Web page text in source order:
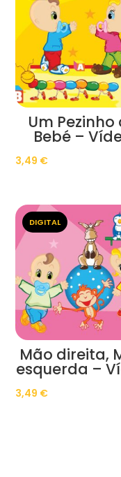
Um Pezinho
Bebé –
3,49 €
DIGITAL
Mão direita,
esquerda –
3,49 €